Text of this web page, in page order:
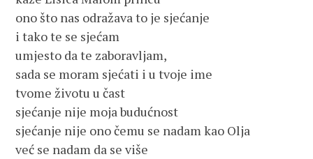
ono što nas odražava to je sjećanje
i tako te se sjećam
umjesto da te zaboravljam,
sada se moram sjećati i u tvoje ime
tvome životu u čast
sjećanje nije moja budućnost
sjećanje nije ono čemu se nadam kao Olja
već se nadam da se više